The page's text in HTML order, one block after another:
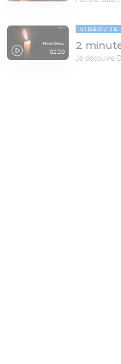
02:20
VIDÉO JE
2
Je découvre